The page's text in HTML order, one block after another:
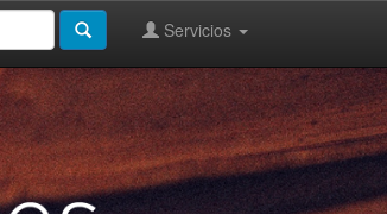
Servicios